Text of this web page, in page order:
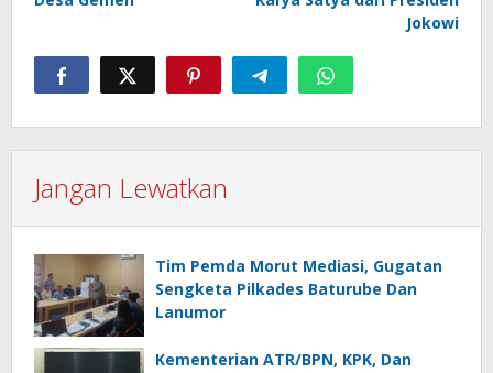
Jokowi
Jangan Lewatkan
Tim Pemda Morut Mediasi, Gugatan
Sengketa Pilkades Baturube Dan
Lanumor
Kementerian ATR/BPN, KPK, Dan